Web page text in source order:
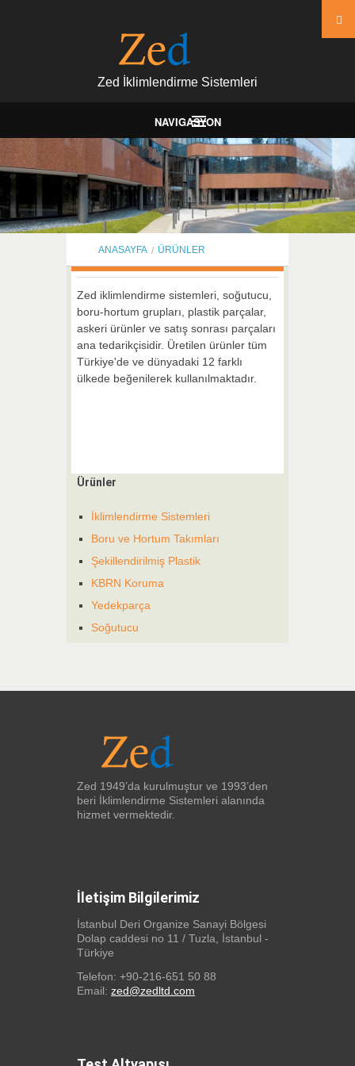
Zed İklimlendirme Sistemleri
NAVIGASYON
Anasayfa
Kurumsal
Yeteneklerimiz
ANASAYFA ÜRÜNLER
Zed iklimlendirme sistemleri, soğutucu,
boru-hortum grupları, plastik parçalar,
askeri ürünler ve satış sonrası parçaları
ana tedarikçisidir. Üretilen ürünler tüm
Türkiye'de ve dünyadaki 12 farklı
ülkede beğenilerek kullanılmaktadır.
Ürünler
İklimlendirme Sistemleri
Boru ve Hortum Takımları
Şekillendirilmiş Plastik
KBRN Koruma
Yedekparça
Soğutucu
Zed 1949’da kurulmuştur ve 1993’den
beri İklimlendirme Sistemleri alanında
hizmet vermektedir.
İletişim Bilgilerimiz
İstanbul Deri Organize Sanayi Bölgesi
Dolap caddesi no 11 / Tuzla, İstanbul -
Türkiye
Telefon: +90-216-651 50 88
Email:zed@zedltd.com